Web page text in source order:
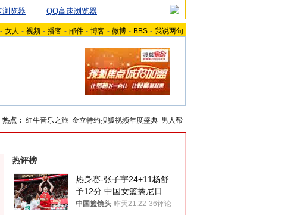
浏览器 QQ高速浏览器
- 女人 - 视频 - 播客 - 邮件 - 博客 - 微博 - BBS - 我说两句
热点： 红牛音乐之旅 金立特约搜狐视频年度盛典 男人帮
热评榜
热身赛-张子宇24+11杨舒
予12分 中国女篮擒尼日利
亚
中国篮镜头 昨天21:22 36评论